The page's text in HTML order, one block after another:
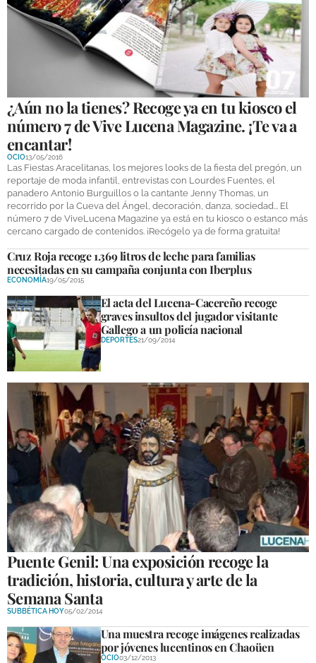
GALERÍAS
¿Aún no la tienes? Recoge ya en tu kiosco el
número 7 de Vive Lucena Magazine. ¡Te va a
encantar!
OCIO13/05/2016
Las Fiestas Aracelitanas, los mejores looks de la fiesta del pregón, un
reportaje de moda infantil, entrevistas con Lourdes Fuentes, el
panadero Antonio Burguillos o la cantante Jenny Thomas, un
recorrido por la Cueva del Ángel, decoración, danza, sociedad... El
número 7 de ViveLucena Magazine ya está en tu kiosco o estanco más
cercano cargado de contenidos. ¡Recógelo ya de forma gratuita!
Cruz Roja recoge 1.369 litros de leche para familias
necesitadas en su campaña conjunta con Iberplus
ECONOMÍA19/05/2015
El acta del Lucena-Cacereño recoge
graves insultos del jugador visitante
Gallego a un policía nacional
DEPORTES21/09/2014
Puente Genil: Una exposición recoge la
tradición, historia, cultura y arte de la
Semana Santa
SUBBÉTICA HOY05/02/2014
Una muestra recoge imágenes realizadas
por jóvenes lucentinos en Chaoüen
OCIO03/12/2013